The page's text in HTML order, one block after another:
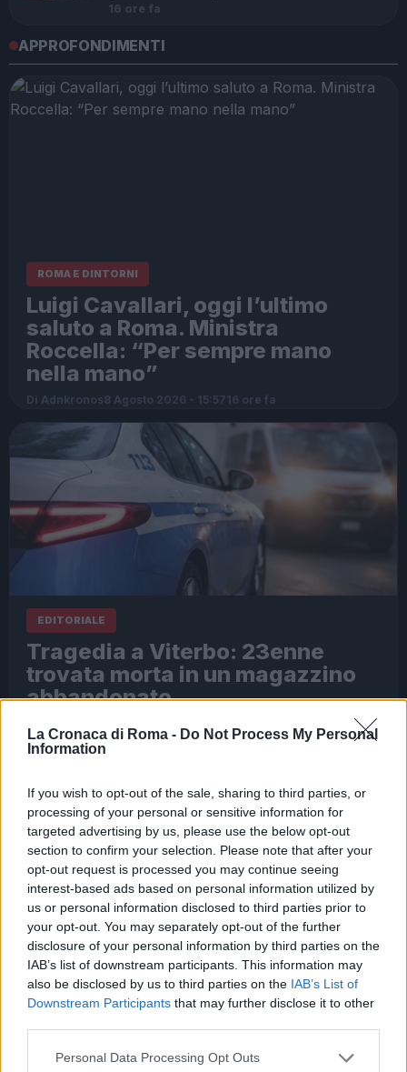
La Cronaca di Roma - Do Not Process My Personal
Information
If you wish to opt-out of the sale, sharing to third parties, or
processing of your personal or sensitive information for
targeted advertising by us, please use the below opt-out
section to confirm your selection. Please note that after your
opt-out request is processed you may continue seeing
interest-based ads based on personal information utilized by
us or personal information disclosed to third parties prior to
your opt-out. You may separately opt-out of the further
disclosure of your personal information by third parties on the
IAB’s list of downstream participants. This information may
also be disclosed by us to third parties on the IAB’s List of
Downstream Participants that may further disclose it to other
Please note that this website/app uses one or more Google
Personal Data Processing Opt Outs
16 ore fa
APPROFONDIMENTI
ROMA E DINTORNI
Luigi Cavallari, oggi l’ultimo
saluto a Roma. Ministra
Roccella: “Per sempre mano
nella mano”
Di Adnkronos8 Agosto 2026 - 15:5716 ore fa
EDITORIALE
Tragedia a Viterbo: 23enne
trovata morta in un magazzino
abbandonato
PIÙ LETTE
1
Carburanti adulterati a Roma: sicurezza
stradale a rischio tra indifferenza e
irresponsabilità
2
Tragedia alla Balduina: la morte del
dentista Federico Derla e la questione
della sicurezza stradale
1 giorno fa
3
Omicidio a Roma: un ragazzo sfregiato con
l’acido muore, la comunità in apprensione